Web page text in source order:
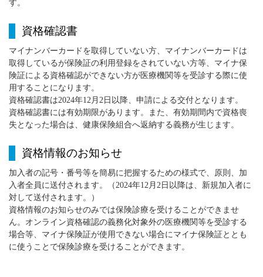
す。
資格確認書
マイナンバーカードを取得していない方、マイナンバーカードは
取得しているが保険証の利用登録をされていない方等、マイナ保
険証による資格確認ができない方が医療機関等を受診する際に使
用することになります。
資格確認書は2024年12月2日以降、申請による交付となります。
資格確認書には有効期限があります。また、有効期間内で資格喪
失となった場合は、健康保険組合へ返納する義務が生じます。
資格情報のお知らせ
加入者の記号・番号等を簡易に把握するための様式で、原則、加
入者全員に送付されます。（2024年12月2日以降は、新規加入者に
対して送付されます。）
資格情報のお知らせのみでは保険診療を受けることができませ
ん。オンライン資格確認の義務化対象外の医療機関等を受診する
場合等、マイナ保険証が使用できない場合にマイナ保険証ととも
に使うことで保険診療を受けることができます。